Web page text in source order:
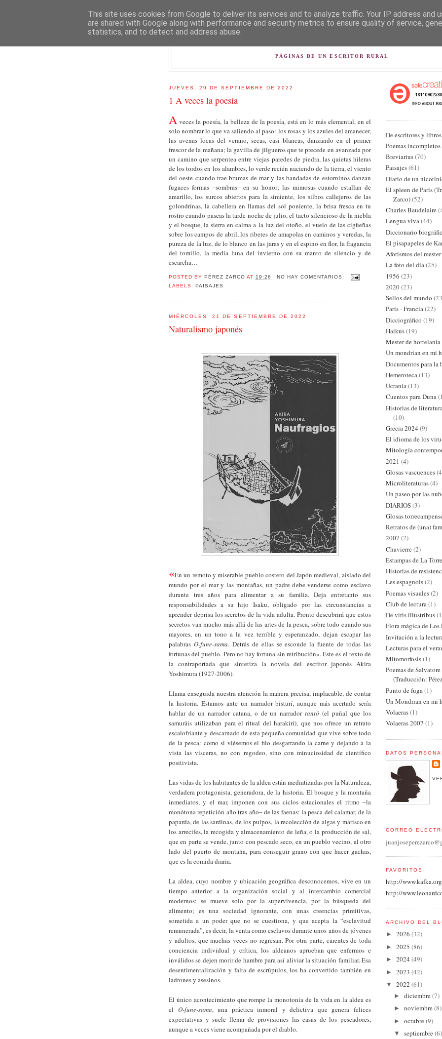
PÁGINAS DE UN ESCRITOR RURAL
JUEVES, 29 DE SEPTIEMBRE DE 2022
1 A veces la poesía
A veces la poesía, la belleza de la poesía, está en lo más elemental, en el
solo nombrar lo que va saliendo al paso: los rosas y los azules del amanecer,
las avenas locas del verano, secas, casi blancas, danzando en el primer
frescor de la mañana; la gavilla de jilgueros que te precede en avanzada por
un camino que serpentea entre viejas paredes de piedra, las quietas hileras
de los tordos en los alambres, lo verde recién naciendo de la tierra, el viento
del oeste cuando trae brumas de mar y las bandadas de estorninos danzan
fugaces formas ‒sombras‒ en su honor; las mimosas cuando estallan de
amarillo, los surcos abiertos para la simiente, los silbos callejeros de las
golondrinas, la cabellera en llamas del sol poniente, la brisa fresca en tu
rostro cuando paseas la tarde noche de julio, el tacto silencioso de la niebla
y el bosque, la sierra en calma a la luz del otoño, el vuelo de las cigüeñas
sobre los campos de abril, los ribetes de amapolas en caminos y veredas, la
pureza de la luz, de lo blanco en las jaras y en el espino en flor, la fragancia
del tomillo, la media luna del invierno con su manto de silencio y de
escarcha…
POSTED BYPÉREZ ZARCO AT 19:26
NO HAY COMENTARIOS:
LABELS:PAISAJES
MIÉRCOLES, 21 DE SEPTIEMBRE DE 2022
Naturalismo japonés
«En un remoto y miserable pueblo costero del Japón medieval, aislado del
mundo por el mar y las montañas, un padre debe venderse como esclavo
durante tres años para alimentar a su familia. Deja entretanto sus
responsabilidades a su hijo Isaku, obligado por las circunstancias a
aprender deprisa los secretos de la vida adulta. Pronto descubrirá que estos
secretos van mucho más allá de las artes de la pesca, sobre todo cuando sus
mayores, en un tono a la vez terrible y esperanzado, dejan escapar las
palabras O-fune-sama. Detrás de ellas se esconde la fuente de todas las
fortunas del pueblo. Pero no hay fortuna sin retribución». Este es el texto de
la contraportada que sintetiza la novela del escritor japonés Akira
Yoshimura (1927-2006).
Llama enseguida nuestra atención la manera precisa, implacable, de contar
la historia. Estamos ante un narrador bisturí, aunque más acertado sería
hablar de un narrador catana, o de un narradortantō (el puñal que los
samuráis utilizaban para el ritual del harakiri), que nos ofrece un retrato
escalofriante y descarnado de esta pequeña comunidad que vive sobre todo
de la pesca: como si viésemos el filo desgarrando la carne y dejando a la
vista las vísceras, no con regodeo, sino con minuciosidad de científico
positivista.
Las vidas de los habitantes de la aldea están mediatizadas por la Naturaleza,
verdadera protagonista, generadora, de la historia. El bosque y la montaña
inmediatos, y el mar, imponen con sus ciclos estacionales el ritmo ‒la
monótona repetición año tras año‒ de las faenas: la pesca del calamar, de la
paparda, de las sardinas, de los pulpos, la recolección de algas y marisco en
los arrecifes, la recogida y almacenamiento de leña, o la producción de sal,
que en parte se vende, junto con pescado seco, en un pueblo vecino, al otro
lado del puerto de montaña, para conseguir grano con que hacer gachas,
que es la comida diaria.
La aldea, cuyo nombre y ubicación geográfica desconocemos, vive en un
tiempo anterior a la organización social y al intercambio comercial
modernos; se mueve solo por la supervivencia, por la búsqueda del
alimento; es una sociedad ignorante, con unas creencias primitivas,
sometida a un poder que no se cuestiona, y que acepta la “esclavitud
remunerada”, es decir, la venta como esclavos durante unos años de jóvenes
y adultos, que muchas veces no regresan. Por otra parte, carentes de toda
conciencia individual y crítica, los aldeanos aprueban que enfermos e
inválidos se dejen morir de hambre para así aliviar la situación familiar. Esa
desentimentalización y falta de escrúpulos, los ha convertido también en
ladrones y asesinos.
El único acontecimiento que rompe la monotonía de la vida en la aldea es
el O-fune-sama, una práctica inmoral y delictiva que genera felices
expectativas y suele llenar de provisiones las casas de los pescadores,
aunque a veces viene acompañada por el diablo.
De escritores y libros
Poemas incompletos
Breviarius(70)
Paisajes(61)
Diario de un
El spleen de París
Zarco)(52)
Charles Baudelaire
Lengua viva(44)
Diccionario
El pisapapeles de
Aforismos del mester
La foto del día(25)
1956 (23)
2020(23)
Sellos del mundo
París - Francia(22)
Dicciográfico (19)
Haikus(19)
Mester de hortelanía
Un mondrian en mi
Documentos para la
Hemeroteca(13)
Ucrania(13)
Cuentos para Duna
Historias de
(10)
Grecia 2024 (9)
El idioma de los
Mitología
2021 (4)
Glosas vascuences
Microliteraturas(4)
Un paseo por las
DIARIOS(3)
Glosas
Retratos de (una)
2007 (2)
Chavierre(2)
Estampas de La Torre
Historias de
Les espagnols(2)
Poemas visuales(2)
Club de lectura(1)
De viris illustribus
Flora mágica de Los
Invitación a la
Lecturas para el
Mitomorfosis(1)
Poemas de
(Traducción:
Punto de fuga (1)
Un Mondrian en mi
Volaeras(1)
Volaeras 2007 (1)
DATOS
CORREO
FAVORITOS
http://
http://
ARCHIVO DEL
► 2026 (32)
► 2025 (86)
► 2024 (49)
► 2023 (42)
▼ 2022 (61)
► diciembre(7)
► noviembre(8)
► octubre(9)
▼ septiembre(6)
This site uses cookies from Google to deliver its services and to analyze traffic. Your IP address and
are shared with Google along with performance and security metrics to ensure quality of service,
statistics, and to detect and address abuse.